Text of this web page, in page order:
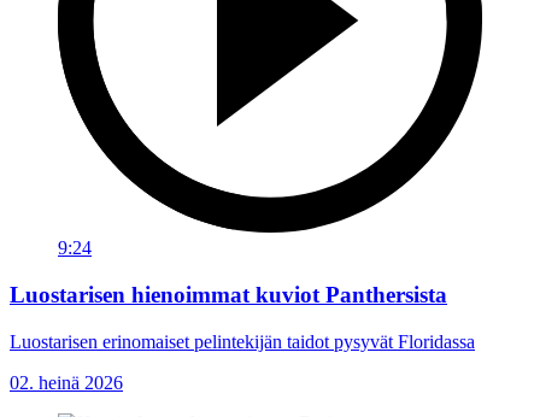
9:24
Luostarisen hienoimmat kuviot Panthersista
Luostarisen erinomaiset pelintekijän taidot pysyvät Floridassa
02. heinä 2026